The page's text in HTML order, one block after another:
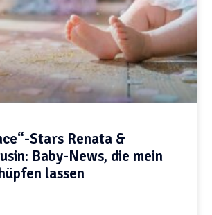
Stars Renata &
Baby-News, die mein
lassen